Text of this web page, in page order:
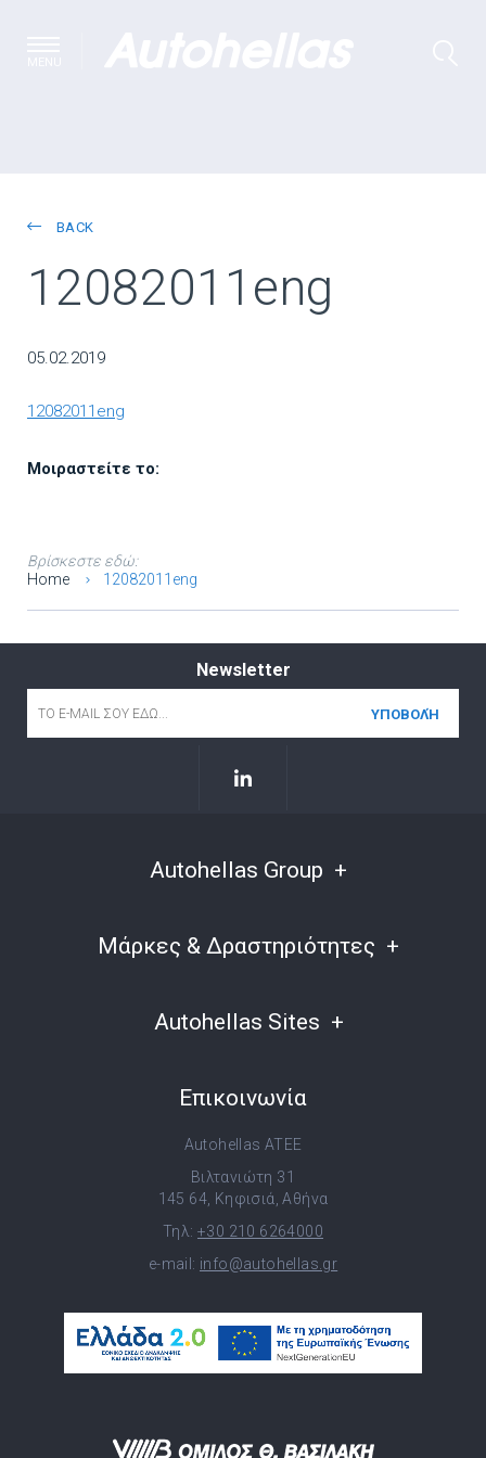
BACK
12082011eng
05.02.2019
12082011eng
Μοιραστείτε το:
Βρίσκεστε εδώ:
Home
12082011eng
Newsletter
Autohellas Group
Μάρκες & Δραστηριότητες
Autohellas Sites
Επικοινωνία
Autohellas ATEE
Βιλτανιώτη 31
145 64, Κηφισιά, Αθήνα
Τηλ: +30 210 6264000
e-mail: info@autohellas.gr